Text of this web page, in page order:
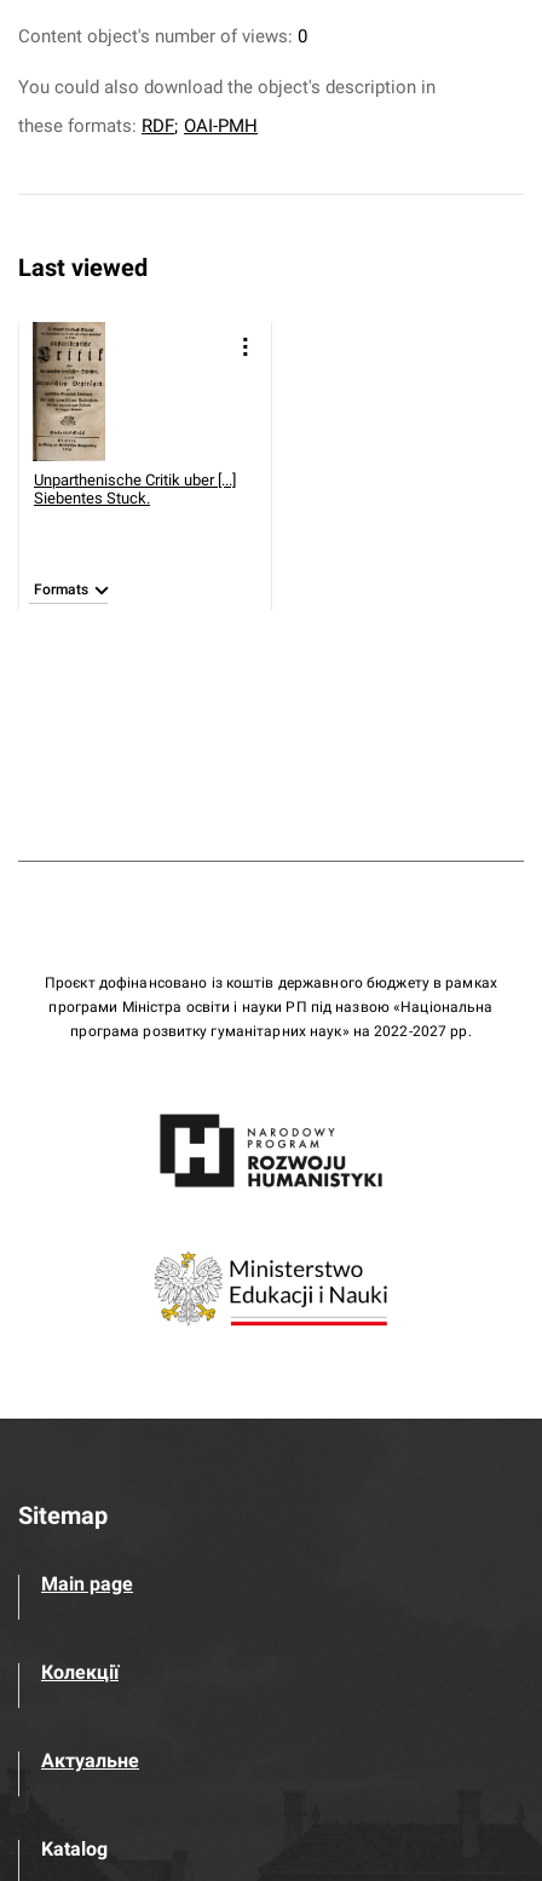
Content object's number of views: 0
You could also download the object's description in
these formats: RDF; OAI-PMH
Last viewed
Unparthenische Critik uber [...]
Siebentes Stuck.
Formats
Проєкт дофінансовано із коштів державного бюджету в рамках
програми Міністра освіти і науки РП під назвою «Національна
програма розвитку гуманітарних наук» на 2022-2027 рр.
Sitemap
Main page
Колекції
Актуальне
Katalog